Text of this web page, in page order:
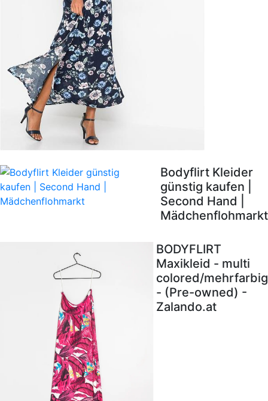
Bodyflirt Kleider
günstig kaufen |
Second Hand |
Mädchenflohmarkt
BODYFLIRT
Maxikleid - multi
colored/mehrfarbig
- (Pre-owned) -
Zalando.at